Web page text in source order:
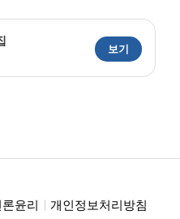
보기
론윤리 개인정보처리방침